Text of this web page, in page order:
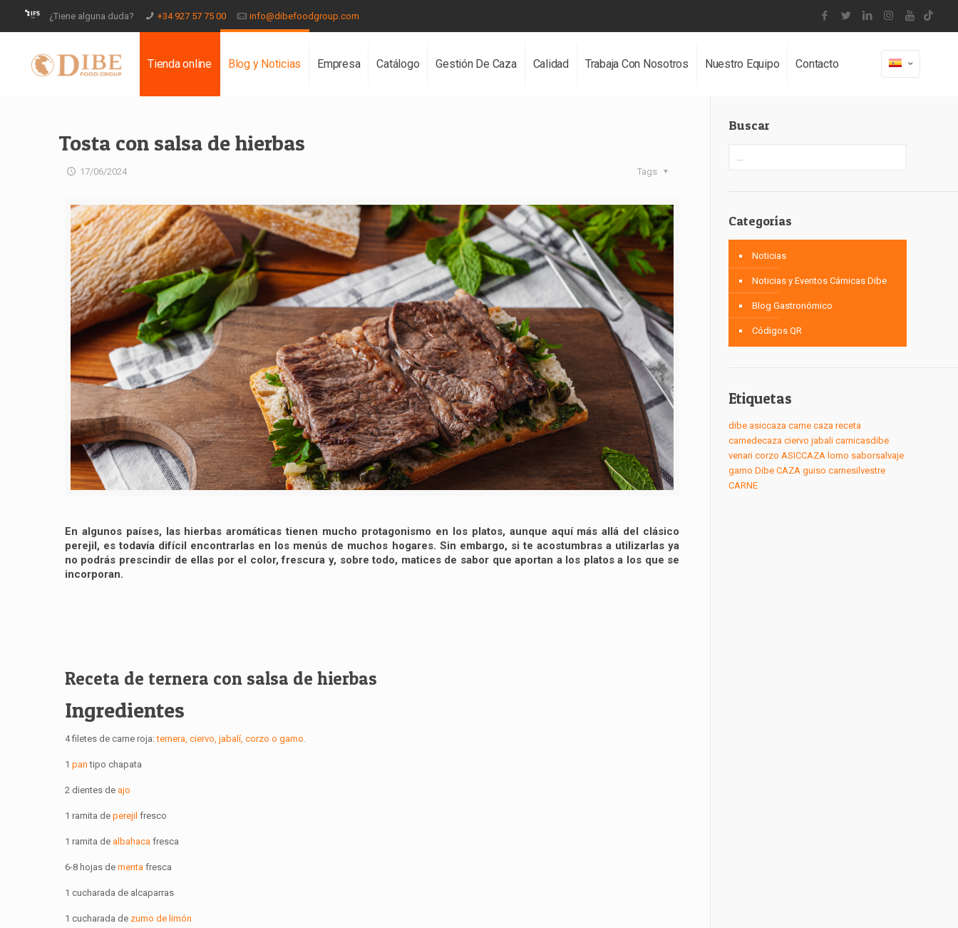
¿Tiene alguna duda? +34 927 57 75 00 info@dibefoodgroup.com
Tienda online Blog y Noticias Empresa Catálogo Gestión De Caza Calidad Trabaja Con Nosotros Nuestro Equipo Contacto
Tosta con salsa de hierbas
17/06/2024 Tags
En algunos países, las hierbas aromáticas tienen mucho protagonismo en los platos, aunque aquí más allá del clásico
perejil, es todavía difícil encontrarlas en los menús de muchos hogares. Sin embargo, si te acostumbras a utilizarlas ya
no podrás prescindir de ellas por el color, frescura y, sobre todo, matices de sabor que aportan a los platos a los que se
incorporan.
Receta de ternera con salsa de hierbas
Ingredientes
4 filetes de carne roja:ternera, ciervo, jabalí, corzo o gamo.
1 pantipo chapata
2 dientes de ajo
1 ramita de perejil fresco
1 ramita de albahacafresca
6-8 hojas de menta fresca
1 cucharada de alcaparras
1 cucharada de zumo de limón
Buscar
Categorías
Noticias
Noticias y Eventos Cárnicas Dibe
Blog Gastronómico
Códigos QR
Etiquetas
dibe asiccaza carne caza receta
carnedecaza ciervo jabali carnicasdibe
venari corzo ASICCAZA lomo saborsalvaje
gamo Dibe CAZA guiso carnesilvestre
CARNE